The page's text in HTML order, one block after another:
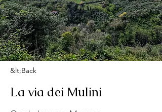
&lt;Back
La via dei Mulini